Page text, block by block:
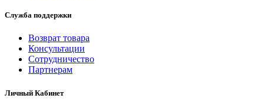
Служба поддержки
Возврат товара
Консультации
Сотрудничество
Партнерам
Личный Кабинет